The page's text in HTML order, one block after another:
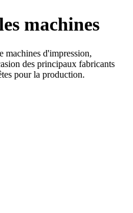
machines
machines d'impression,
des principaux fabricants
pour la production.